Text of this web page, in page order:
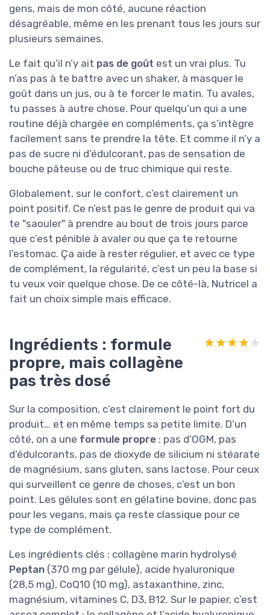
gens, mais de mon côté, aucune réaction
désagréable, même en les prenant tous les jours sur
plusieurs semaines.
Le fait qu’il n’y ait pas de goût est un vrai plus. Tu
n’as pas à te battre avec un shaker, à masquer le
goût dans un jus, ou à te forcer le matin. Tu avales,
tu passes à autre chose. Pour quelqu’un qui a une
routine déjà chargée en compléments, ça s’intègre
facilement sans te prendre la tête. Et comme il n’y a
pas de sucre ni d’édulcorant, pas de sensation de
bouche pâteuse ou de truc chimique qui reste.
Globalement, sur le confort, c’est clairement un
point positif. Ce n’est pas le genre de produit qui va
te "saouler" à prendre au bout de trois jours parce
que c’est pénible à avaler ou que ça te retourne
l’estomac. Ça aide à rester régulier, et avec ce type
de complément, la régularité, c’est un peu la base si
tu veux voir quelque chose. De ce côté-là, Nutricel a
fait un choix simple mais efficace.
Ingrédients : formule
propre, mais collagène
pas très dosé
★★★★★
★★★★★
Sur la composition, c’est clairement le point fort du
produit… et en même temps sa petite limite. D’un
côté, on a une formule propre : pas d’OGM, pas
d’édulcorants, pas de dioxyde de silicium ni stéarate
de magnésium, sans gluten, sans lactose. Pour ceux
qui surveillent ce genre de choses, c’est un bon
point. Les gélules sont en gélatine bovine, donc pas
pour les vegans, mais ça reste classique pour ce
type de complément.
Les ingrédients clés : collagène marin hydrolysé
Peptan (370 mg par gélule), acide hyaluronique
(28,5 mg), CoQ10 (10 mg), astaxanthine, zinc,
magnésium, vitamines C, D3, B12. Sur le papier, c’est